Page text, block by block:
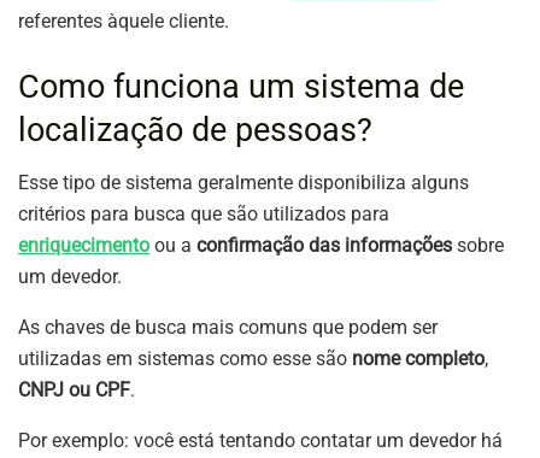
referentes àquele cliente.
Como funciona um sistema de
localização de pessoas?
Esse tipo de sistema geralmente disponibiliza alguns
critérios para busca que são utilizados para
enriquecimento ou a confirmação das informações sobre
um devedor.
As chaves de busca mais comuns que podem ser
utilizadas em sistemas como esse são nome completo,
CNPJ ou CPF.
Por exemplo: você está tentando contatar um devedor há